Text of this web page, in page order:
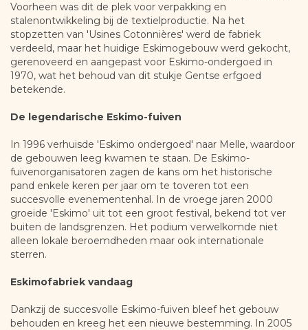
Voorheen was dit de plek voor verpakking en
stalenontwikkeling bij de textielproductie. Na het
stopzetten van 'Usines Cotonnières' werd de fabriek
verdeeld, maar het huidige Eskimogebouw werd gekocht,
gerenoveerd en aangepast voor Eskimo-ondergoed in
1970, wat het behoud van dit stukje Gentse erfgoed
betekende.
De legendarische Eskimo-fuiven
In 1996 verhuisde 'Eskimo ondergoed' naar Melle, waardoor
de gebouwen leeg kwamen te staan. De Eskimo-
fuivenorganisatoren zagen de kans om het historische
pand enkele keren per jaar om te toveren tot een
succesvolle evenementenhal. In de vroege jaren 2000
groeide 'Eskimo' uit tot een groot festival, bekend tot ver
buiten de landsgrenzen. Het podium verwelkomde niet
alleen lokale beroemdheden maar ook internationale
sterren.
Eskimofabriek vandaag
Dankzij de succesvolle Eskimo-fuiven bleef het gebouw
behouden en kreeg het een nieuwe bestemming. In 2005